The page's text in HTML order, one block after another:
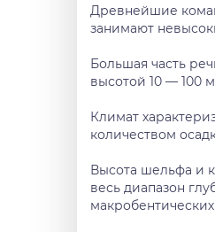
Древнейшие
занимают
Большая часть
высотой 10 — 100
Климат
количеством
Высота шельфа и
весь диапазон